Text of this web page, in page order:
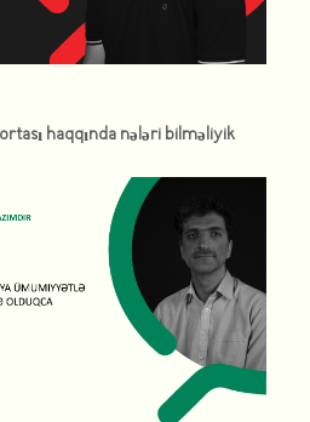
haqqında nələri bilməliyik